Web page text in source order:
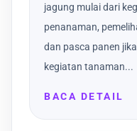
jagung mulai dari
penanaman,
dan pasca panen
kegiatan tanaman...
BACA DETAIL